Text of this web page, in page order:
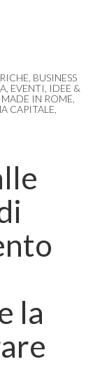
BUSINESS
EVENTI IDEE &
MADE IN ROME
CAPITALE
la